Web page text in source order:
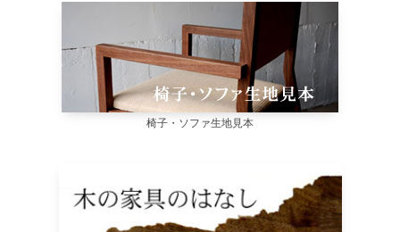
椅子・ソファ生地見本